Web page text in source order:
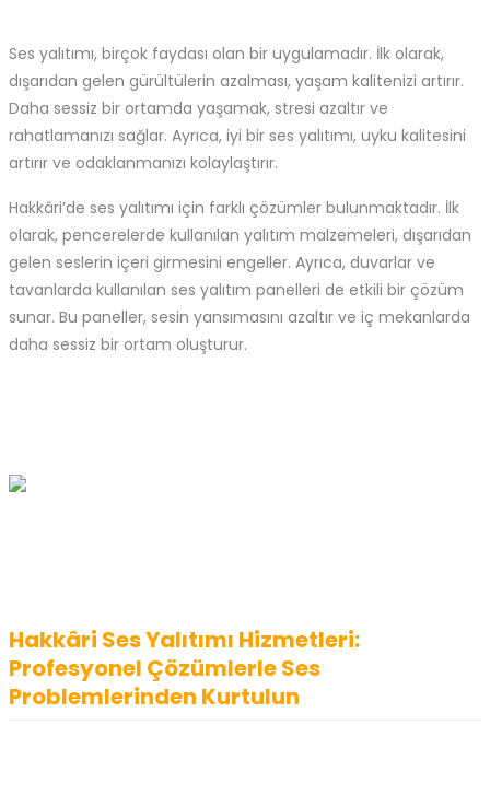
Ses yalıtımı, birçok faydası olan bir uygulamadır. İlk olarak,
dışarıdan gelen gürültülerin azalması, yaşam kalitenizi artırır.
Daha sessiz bir ortamda yaşamak, stresi azaltır ve
rahatlamanızı sağlar. Ayrıca, iyi bir ses yalıtımı, uyku kalitesini
artırır ve odaklanmanızı kolaylaştırır.
Hakkâri’de ses yalıtımı için farklı çözümler bulunmaktadır. İlk
olarak, pencerelerde kullanılan yalıtım malzemeleri, dışarıdan
gelen seslerin içeri girmesini engeller. Ayrıca, duvarlar ve
tavanlarda kullanılan ses yalıtım panelleri de etkili bir çözüm
sunar. Bu paneller, sesin yansımasını azaltır ve iç mekanlarda
daha sessiz bir ortam oluşturur.
Hakkâri Ses Yalıtımı Hizmetleri:
Profesyonel Çözümlerle Ses
Problemlerinden Kurtulun